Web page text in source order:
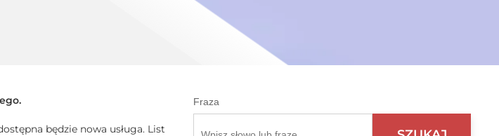
będzie nowa usługa. List
Fraza